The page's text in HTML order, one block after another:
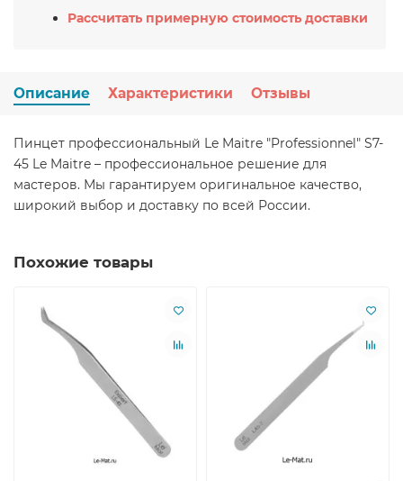
Рассчитать примерную стоимость доставки
Описание Характеристики Отзывы
Пинцет профессиональный Le Maitre "Professionnel" S7-
45 Le Maitre – профессиональное решение для
мастеров. Мы гарантируем оригинальное качество,
широкий выбор и доставку по всей России.
Похожие товары